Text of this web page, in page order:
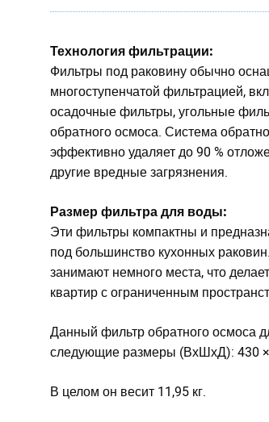
Технология фильтрации:
Фильтры под раковину обычно
многоступенчатой фильтрацией,
осадочные фильтры, угольные
обратного осмоса. Система
эффективно удаляет до 90 %
другие вредные загрязнения.
Размер фильтра для воды:
Эти фильтры компактны и
под большинство кухонных
занимают немного места, что
квартир с ограниченным
Данный фильтр обратного осмоса
следующие размеры (ВхШхД): 430
В целом он весит 11,95 кг.